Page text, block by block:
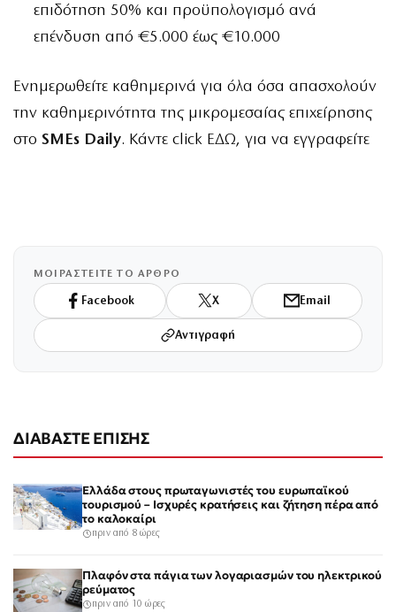
επιδότηση 50% και προϋπολογισμό ανά
επένδυση από €5.000 έως €10.000
Ενημερωθείτε καθημερινά για όλα όσα απασχολούν
την καθημερινότητα της μικρομεσαίας επιχείρησης
στο SMEs Daily. Κάντε click ΕΔΩ, για να εγγραφείτε
ΜΟΙΡΑΣΤΕΙΤΕ ΤΟ ΑΡΘΡΟ
Facebook X Email
Αντιγραφή
ΔΙΑΒΑΣΤΕ ΕΠΙΣΗΣ
Ελλάδα στους πρωταγωνιστές του ευρωπαϊκού
τουρισμού – Ισχυρές κρατήσεις και ζήτηση πέρα από
το καλοκαίρι
πριν από 8 ώρες
Πλαφόν στα πάγια των λογαριασμών του ηλεκτρικού
ρεύματος
πριν από 10 ώρες